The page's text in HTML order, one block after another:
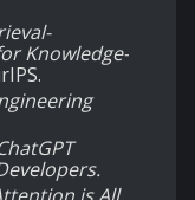
Knowledge-